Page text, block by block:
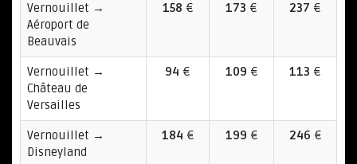
Vernouillet →
Aéroport de
Beauvais
158 € 173 € 237 €
Vernouillet →
Château de
Versailles
94 € 109 € 113 €
Vernouillet →
Disneyland
184 € 199 € 246 €